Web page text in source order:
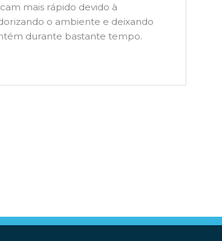
mais rápido devido à
o ambiente e deixando
durante bastante tempo.